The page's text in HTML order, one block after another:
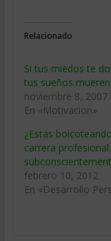
Relacionado
Si tus miedos te
tus sueños mueren
noviembre 8, 2007
En «Motivacion»
¿Estás
carrera profesional
febrero 10, 2012
En «Desarrollo